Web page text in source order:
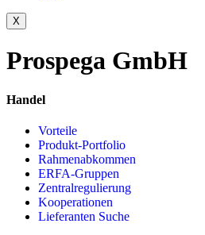
X
Prospega GmbH
Handel
Vorteile
Produkt-Portfolio
Rahmenabkommen
ERFA-Gruppen
Zentralregulierung
Kooperationen
Lieferanten Suche